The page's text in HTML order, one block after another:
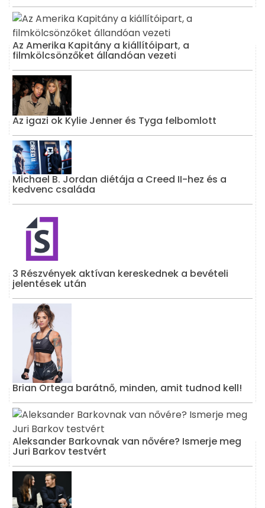
Az Amerika Kapitány a kiállítóipart, a
filmkölcsönzőket állandóan vezeti
Az igazi ok Kylie Jenner és Tyga felbomlott
Michael B. Jordan diétája a Creed II-hez és a
kedvenc családa
3 Részvények aktívan kereskednek a bevételi
jelentések után
Brian Ortega barátnő, minden, amit tudnod kell!
Aleksander Barkovnak van nővére? Ismerje meg
Juri Barkov testvért